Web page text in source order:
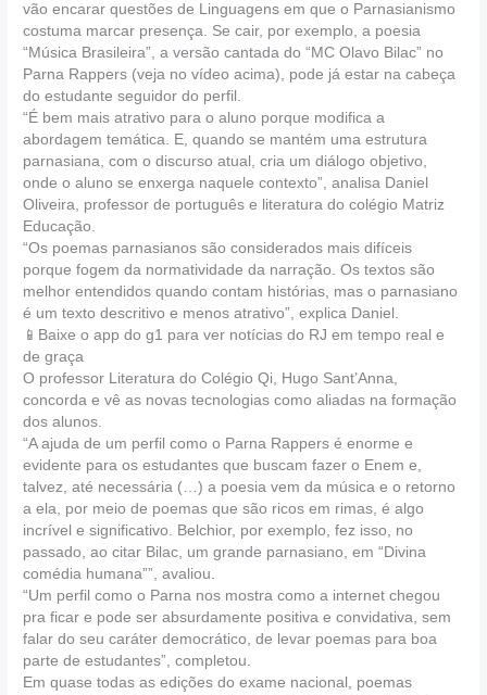
vão encarar questões de Linguagens em que o Parnasianismo
costuma marcar presença. Se cair, por exemplo, a poesia
“Música Brasileira”, a versão cantada do “MC Olavo Bilac” no
Parna Rappers (veja no vídeo acima), pode já estar na cabeça
do estudante seguidor do perfil.
“É bem mais atrativo para o aluno porque modifica a
abordagem temática. E, quando se mantém uma estrutura
parnasiana, com o discurso atual, cria um diálogo objetivo,
onde o aluno se enxerga naquele contexto”, analisa Daniel
Oliveira, professor de português e literatura do colégio Matriz
Educação.
“Os poemas parnasianos são considerados mais difíceis
porque fogem da normatividade da narração. Os textos são
melhor entendidos quando contam histórias, mas o parnasiano
é um texto descritivo e menos atrativo”, explica Daniel.
📱Baixe o app do g1 para ver notícias do RJ em tempo real e
de graça
O professor Literatura do Colégio Qi, Hugo Sant’Anna,
concorda e vê as novas tecnologias como aliadas na formação
dos alunos.
“A ajuda de um perfil como o Parna Rappers é enorme e
evidente para os estudantes que buscam fazer o Enem e,
talvez, até necessária (…) a poesia vem da música e o retorno
a ela, por meio de poemas que são ricos em rimas, é algo
incrível e significativo. Belchior, por exemplo, fez isso, no
passado, ao citar Bilac, um grande parnasiano, em “Divina
comédia humana””, avaliou.
“Um perfil como o Parna nos mostra como a internet chegou
pra ficar e pode ser absurdamente positiva e convidativa, sem
falar do seu caráter democrático, de levar poemas para boa
parte de estudantes”, completou.
Em quase todas as edições do exame nacional, poemas